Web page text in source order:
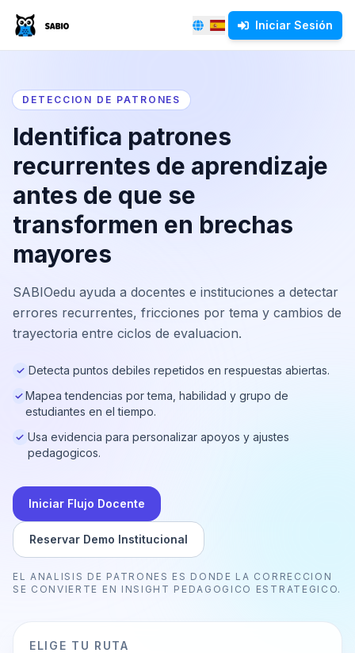
English
Iniciar Sesión
DETECCION DE PATRONES
Identifica patrones
recurrentes de aprendizaje
antes de que se
transformen en brechas
mayores
SABIOedu ayuda a docentes e instituciones a detectar
errores recurrentes, fricciones por tema y cambios de
trayectoria entre ciclos de evaluacion.
Detecta puntos debiles repetidos en respuestas abiertas.
Mapea tendencias por tema, habilidad y grupo de
estudiantes en el tiempo.
Usa evidencia para personalizar apoyos y ajustes
pedagogicos.
Iniciar Flujo Docente
Reservar Demo Institucional
EL ANALISIS DE PATRONES ES DONDE LA CORRECCION
SE CONVIERTE EN INSIGHT PEDAGOGICO ESTRATEGICO.
ELIGE TU RUTA